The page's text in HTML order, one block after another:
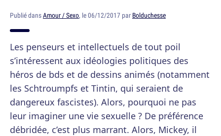
Publié dansAmour / Sexo, le 06/12/2017 par Bolduchesse
Les penseurs et intellectuels de tout poil
s’intéressent aux idéologies politiques des
héros de bds et de dessins animés (notamment
les Schtroumpfs et Tintin, qui seraient de
dangereux fascistes). Alors, pourquoi ne pas
leur imaginer une vie sexuelle ? De préférence
débridée, c’est plus marrant. Alors, Mickey, il